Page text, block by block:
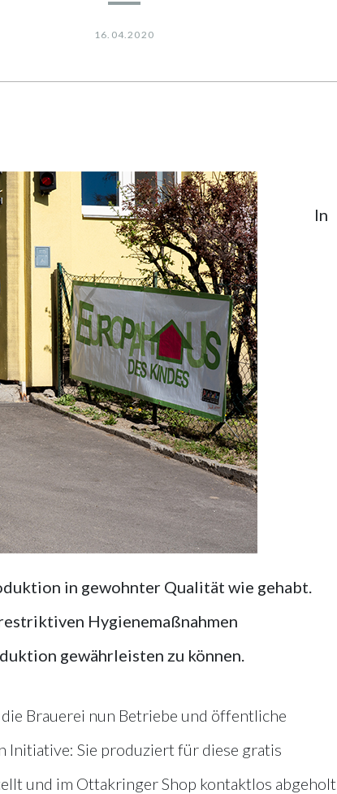
16.04.2020
In
in gewohnter Qualität wie gehabt.
Hygienemaßnahmen
gewährleisten zu können.
Brauerei nun Betriebe und öffentliche
Initiative: Sie produziert für diese gratis
und im Ottakringer Shop kontaktlos abgeholt